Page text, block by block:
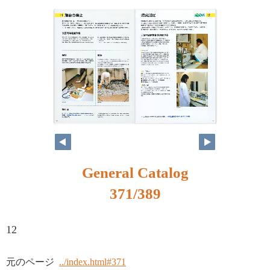
354 355
General Catalog
371/389
12
元のページ ../index.html#371